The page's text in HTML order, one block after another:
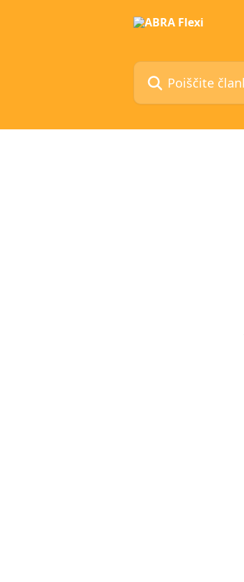
Poiščite članke ...